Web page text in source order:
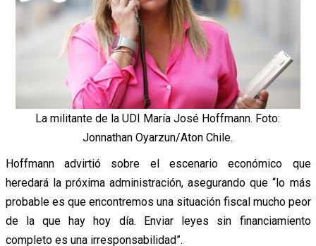
La militante de la UDI María José Hoffmann. Foto:
Jonnathan Oyarzun/Aton Chile.
Hoffmann advirtió sobre el escenario económico que
heredará la próxima administración, asegurando que “lo más
probable es que encontremos una situación fiscal mucho peor
de la que hay hoy día. Enviar leyes sin financiamiento
completo es una irresponsabilidad”.